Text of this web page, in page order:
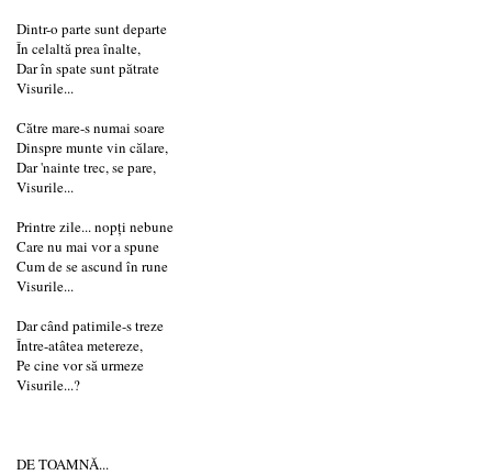
Dintr-o parte sunt departe
În celaltă prea înalte,
Dar în spate sunt pătrate
Visurile...
Către mare-s numai soare
Dinspre munte vin călare,
Dar 'nainte trec, se pare,
Visurile...
Printre zile... nopţi nebune
Care nu mai vor a spune
Cum de se ascund în rune
Visurile...
Dar când patimile-s treze
Între-atâtea metereze,
Pe cine vor să urmeze
Visurile...?
DE TOAMNĂ...